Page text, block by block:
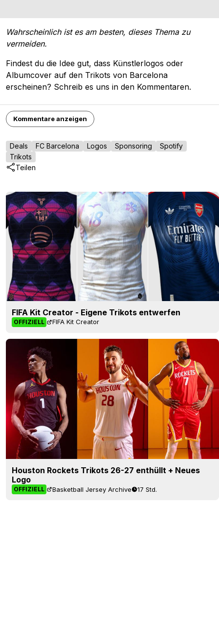
Wahrscheinlich ist es am besten, dieses Thema zu
vermeiden.
Findest du die Idee gut, dass Künstlerlogos oder
Albumcover auf den Trikots von Barcelona
erscheinen? Schreib es uns in den Kommentaren.
Kommentare anzeigen
Deals FC Barcelona Logos Sponsoring
Spotify
Trikots
Teilen
FIFA Kit Creator - Eigene Trikots entwerfen
OFFIZIELL FIFA Kit Creator
Houston Rockets Trikots 26-27 enthüllt + Neues
Logo
OFFIZIELL Basketball Jersey Archive 17 Std.